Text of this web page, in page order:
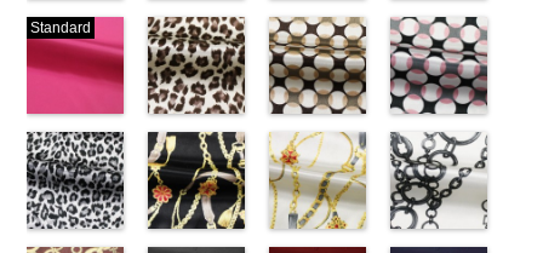
(-/TK)
http://www.anys.co.jp/wp-
content/uploads/2013/04/jpg
ステル100％
CHARALIST、
d.、
DOLCELABY、
(221/OT)
http://www.anys.co.jp/wp-
content/uploads/2013/04/221.jpg
221 ベージュ
ステル100％
CHARALIST、
d.、
DOLCELABY、
(19/OT)
http://www.anys.co.jp/wp-
content/uploads/2013/02/19.jpg
19 ブラック
ステル100％
CHARALIST、
d.、
DOLCELABY、
ワイト模様
(KKP3601-
24-C)
http://
24-c.jpg
KKP3601-24-
C ブラック×
ホワイト
(777/OT)
http://www.anys.co.jp/wp-
content/uploads/2013/08/777.jpg
777 ピンク
Standard
ブラウン
(KKP1092-
55-B/UN)
http://www.anys.co.jp/wp-
柄ベージュ
(KKP1092-
93-C/UN)
http://www.anys.co.jp/wp-
柄ピンク
(KKP1092-
93-D/UN)
http://